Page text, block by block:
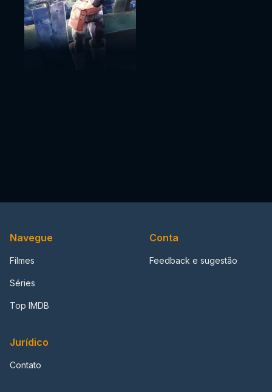
Navegue
Filmes
Séries
Top IMDB
Conta
Feedback e sugestão
Jurídico
Contato